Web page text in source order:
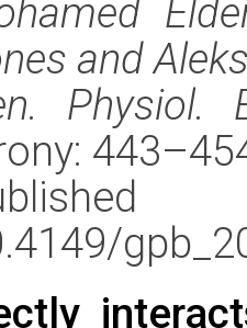
and
Physiol.